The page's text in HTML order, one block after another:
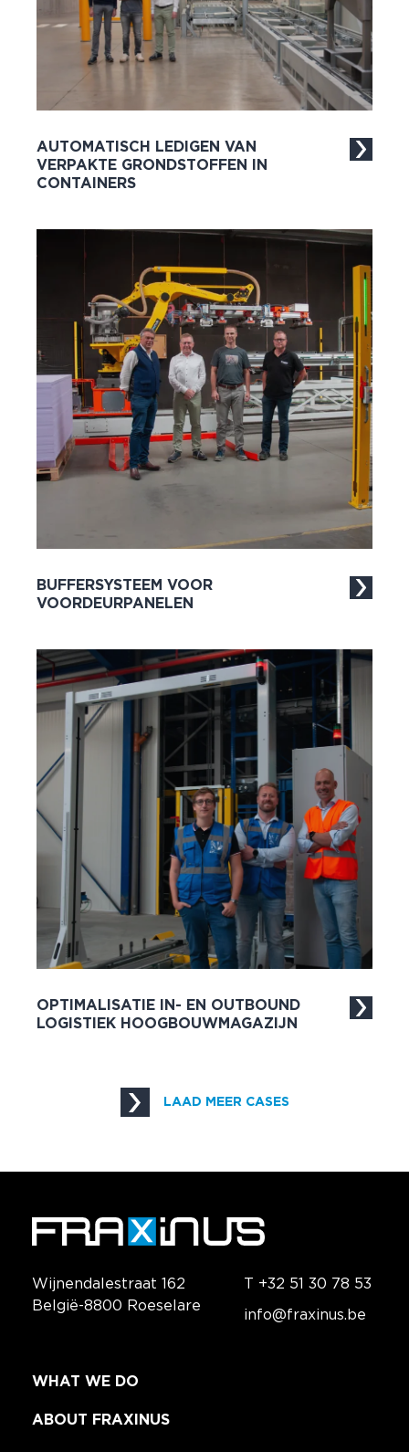
AUTOMATISCH LEDIGEN VAN
VERPAKTE GRONDSTOFFEN IN
CONTAINERS
BUFFERSYSTEEM VOOR
VOORDEURPANELEN
OPTIMALISATIE IN- EN OUTBOUND
LOGISTIEK HOOGBOUWMAGAZIJN
LAAD MEER CASES
Wijnendalestraat 162
België-8800 Roeselare
T +32 51 30 78 53
info@fraxinus.be
WHAT WE DO
ABOUT FRAXINUS